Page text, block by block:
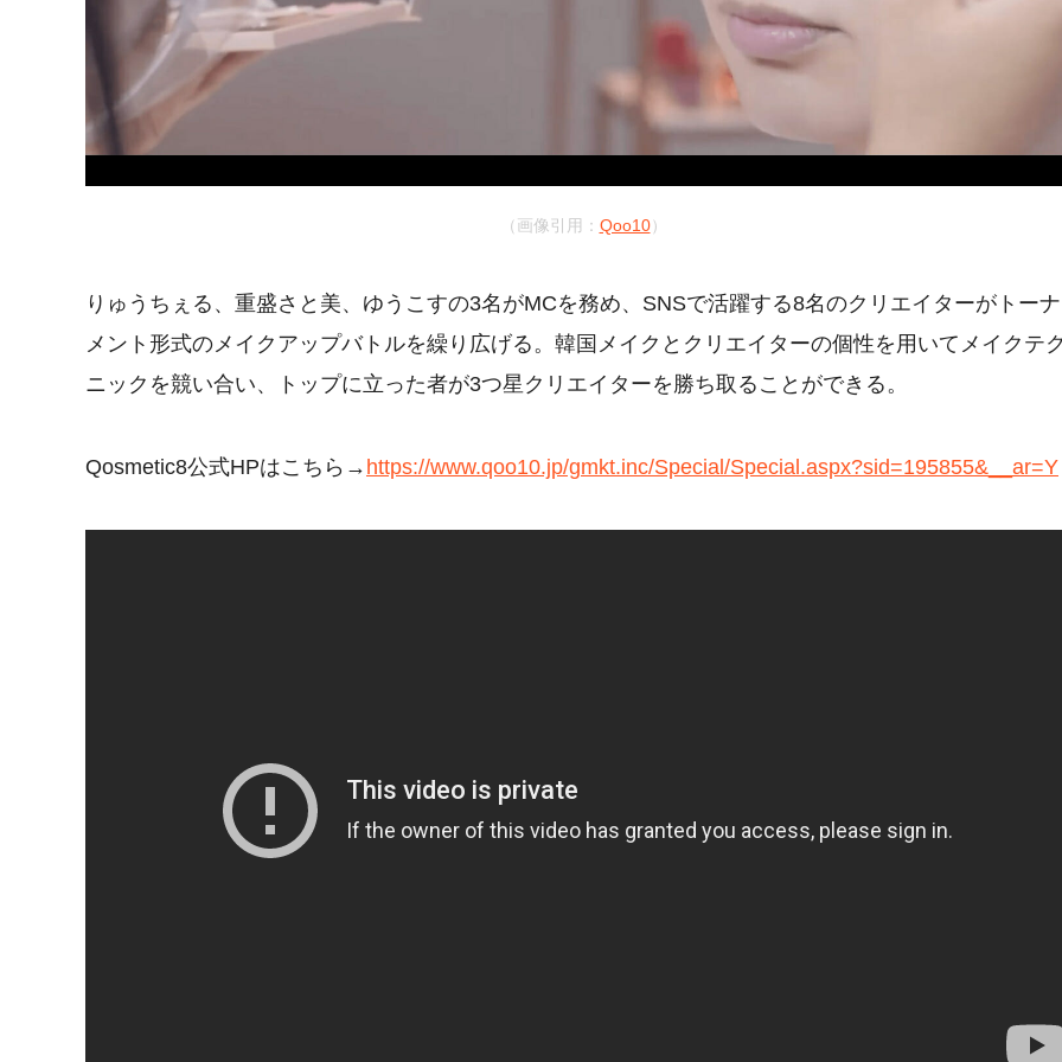
（画像引用： Qoo10）
りゅうちぇる、重盛さと美、ゆうこすの3名がMCを務め、SNSで活躍する8名のクリエイターがトーナ
メント形式のメイクアップバトルを繰り広げる。韓国メイクとクリエイターの個性を用いてメイクテ
ニックを競い合い、トップに立った者が3つ星クリエイターを勝ち取ることができる。
Qosmetic8公式HPはこちら→ https://www.qoo10.jp/gmkt.inc/Special/Special.aspx?sid=195855&__ar=Y